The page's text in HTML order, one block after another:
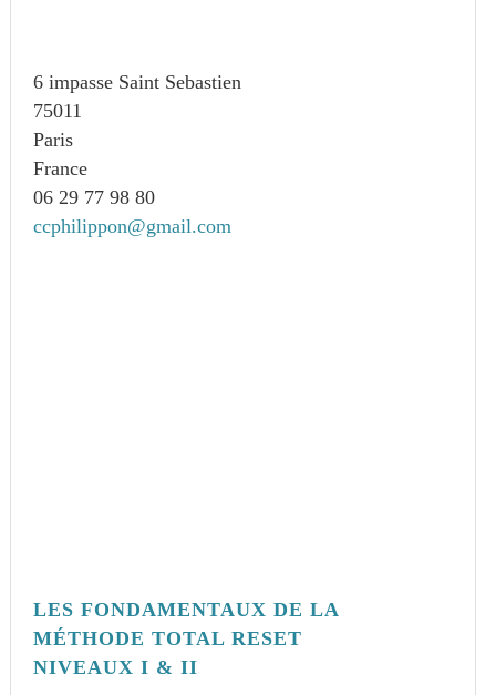
6 impasse Saint Sebastien
75011
Paris
France
06 29 77 98 80
ccphilippon@gmail.com
LES FONDAMENTAUX DE LA
MÉTHODE TOTAL RESET
NIVEAUX I & II